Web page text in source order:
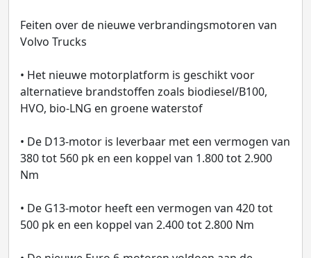
Feiten over de nieuwe verbrandingsmotoren van
Volvo Trucks
• Het nieuwe motorplatform is geschikt voor
alternatieve brandstoffen zoals biodiesel/B100,
HVO, bio‑LNG en groene waterstof
• De D13‑motor is leverbaar met een vermogen van
380 tot 560 pk en een koppel van 1.800 tot 2.900
Nm
• De G13‑motor heeft een vermogen van 420 tot
500 pk en een koppel van 2.400 tot 2.800 Nm